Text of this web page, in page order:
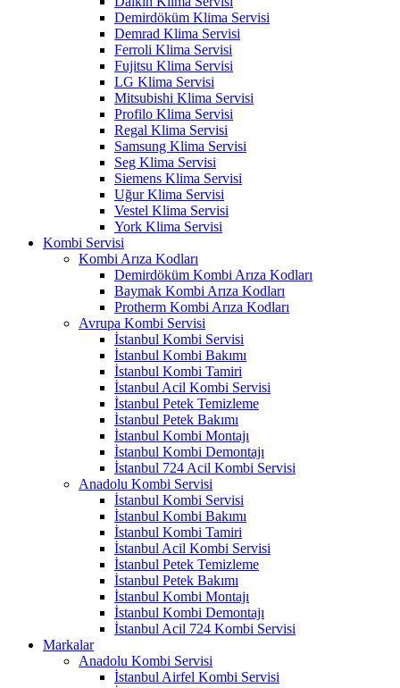
Demirdöküm Klima Servisi
Demrad Klima Servisi
Ferroli Klima Servisi
Fujitsu Klima Servisi
LG Klima Servisi
Mitsubishi Klima Servisi
Profilo Klima Servisi
Regal Klima Servisi
Samsung Klima Servisi
Seg Klima Servisi
Siemens Klima Servisi
Uğur Klima Servisi
Vestel Klima Servisi
York Klima Servisi
Kombi Servisi
Kombi Arıza Kodları
Demirdöküm Kombi Arıza Kodları
Baymak Kombi Arıza Kodları
Protherm Kombi Arıza Kodları
Avrupa Kombi Servisi
İstanbul Kombi Servisi
İstanbul Kombi Bakımı
İstanbul Kombi Tamiri
İstanbul Acil Kombi Servisi
İstanbul Petek Temizleme
İstanbul Petek Bakımı
İstanbul Kombi Montajı
İstanbul Kombi Demontajı
İstanbul 724 Acil Kombi Servisi
Anadolu Kombi Servisi
İstanbul Kombi Servisi
İstanbul Kombi Bakımı
İstanbul Kombi Tamiri
İstanbul Acil Kombi Servisi
İstanbul Petek Temizleme
İstanbul Petek Bakımı
İstanbul Kombi Montajı
İstanbul Kombi Demontajı
İstanbul Acil 724 Kombi Servisi
Markalar
Anadolu Kombi Servisi
İstanbul Airfel Kombi Servisi